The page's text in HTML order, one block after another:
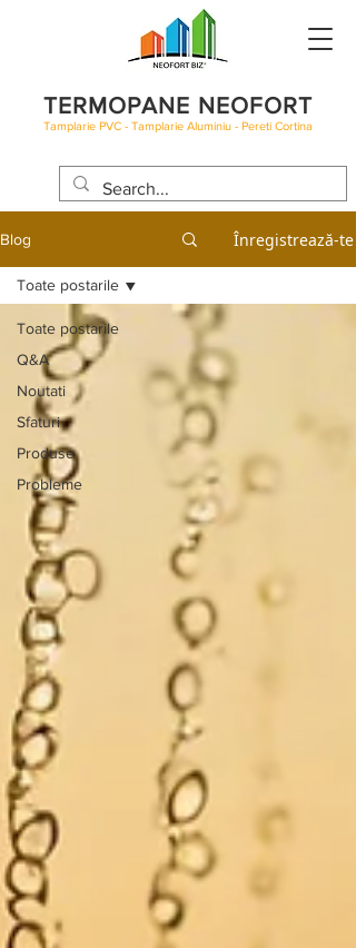
TERMOPANE NEOFORT
Tamplarie PVC - Tamplarie Aluminiu - Pereti Cortina
Blog Înregistrează-te
Toate postarile
Q&A
Noutati
Sfaturi
Produse
Probleme
Toate postarile